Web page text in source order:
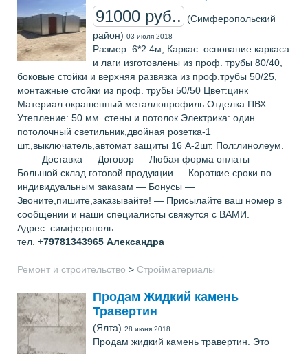
91000 руб..
(Симферопольский
район) 03 июля 2018
Размер: 6*2.4м, Каркас: основание каркаса
и лаги изготовлены из проф. трубы 80/40,
боковые стойки и верхняя развязка из проф.трубы 50/25,
монтажные стойки из проф. трубы 50/50 Цвет:цинк
Материал:окрашенный металлопрофиль Отделка:ПВХ
Утепление: 50 мм. стены и потолок Электрика: один
потолочный светильник,двойная розетка-1
шт.,выключатель,автомат защиты 16 А-2шт. Пол:линолеум.
— — Доставка — Договор — Любая форма оплаты —
Большой склад готовой продукции — Короткие сроки по
индивидуальным заказам — Бонусы —
Звоните,пишите,заказывайте! — Присылайте ваш номер в
сообщении и наши специалисты свяжутся с ВАМИ.
Адрес: симферополь
тел. +79781343965 Александра
Ремонт и строительство > Стройматериалы
Продам Жидкий камень
Травертин
(Ялта) 28 июня 2018
Продам жидкий камень травертин. Это